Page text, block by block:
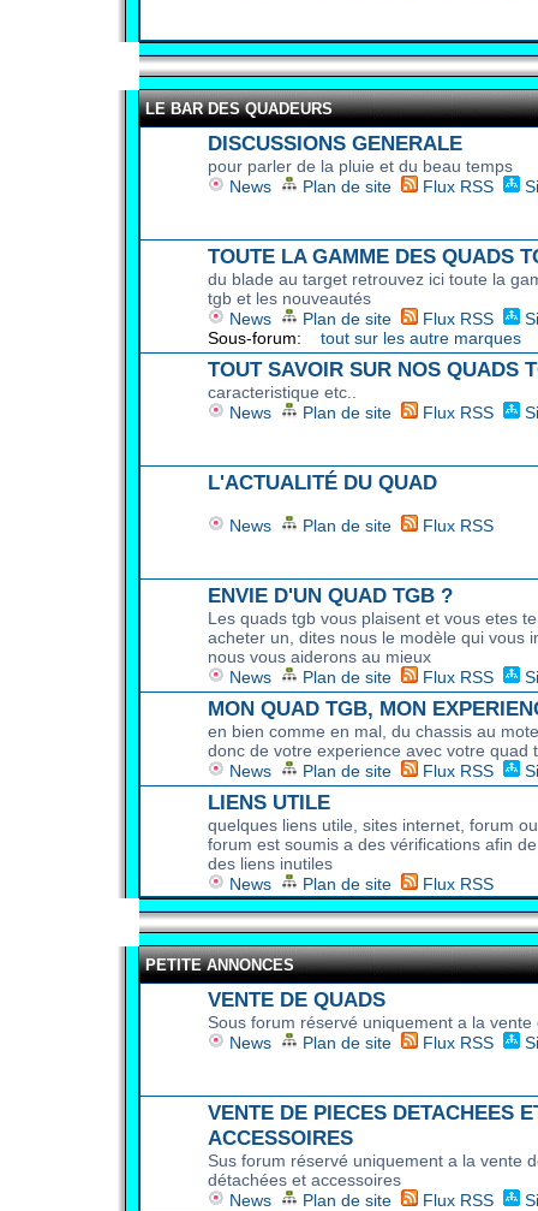
LE BAR DES QUADEURS
DISCUSSIONS GENERALE
pour parler de la pluie et du beau temps
News
Plan de site Flux RSS
TOUTE LA GAMME DES QUADS
du blade au target retrouvez ici toute la
tgb et les nouveautés
News
Plan de site Flux RSS
Sous-forum:
tout sur les autre marques
TOUT SAVOIR SUR NOS QUADS
caracteristique etc..
News
Plan de site Flux RSS
L'ACTUALITÉ DU QUAD
News Plan de site Flux RSS
ENVIE D'UN QUAD TGB ?
Les quads tgb vous plaisent et vous etes
acheter un, dites nous le modèle qui vous
nous vous aiderons au mieux
News
Plan de site Flux RSS
MON QUAD TGB, MON
en bien comme en mal, du chassis au
donc de votre experience avec votre quad
News
Plan de site Flux RSS
LIENS UTILE
quelques liens utile, sites internet, forum
forum est soumis a des vérifications afin
des liens inutiles
News
Plan de site Flux RSS
PETITE ANNONCES
VENTE DE QUADS
Sous forum réservé uniquement a la vente
News
Plan de site Flux RSS
VENTE DE PIECES DETACHEES
ACCESSOIRES
Sus forum réservé uniquement a la vente
détachées et accessoires
News
Plan de site Flux RSS